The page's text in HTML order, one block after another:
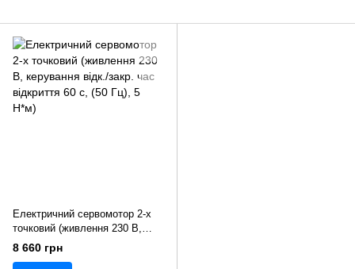
Електричний сервомотор 2-х
точковий (живлення 230 В,
керування відк./закр. час
відкриття 60 с, (50 Гц), 5 Н*м)
8 660 грн